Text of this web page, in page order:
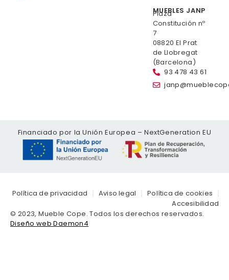
MUEBLES JANP
Plaza
Constitución nº
7
08820 El Prat
de Llobregat
(Barcelona)
93 478 43 61
Financiado por la Unión Europea – NextGeneration EU
© 2023, Mueble Cope. Todos los derechos reservados.
Diseño web Daemon4
Política de privacidad Aviso legal
Política de cookies
Accesibilidad